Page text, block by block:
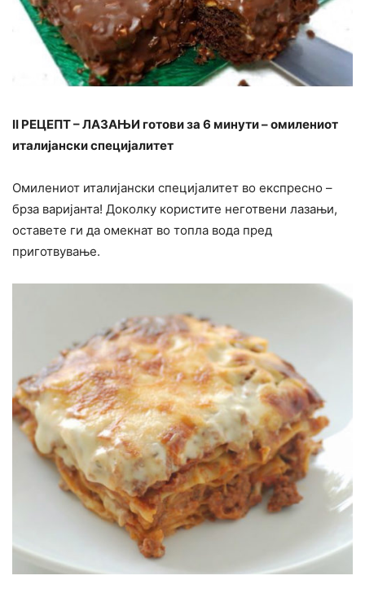
II РЕЦЕПТ – ЛАЗАЊИ готови за 6 минути – омилениот
италијански специјалитет
Омилениот италијански специјалитет во експресно –
брза варијанта! Доколку користите неготвени лазањи,
оставете ги да омекнат во топла вода пред
приготвување.